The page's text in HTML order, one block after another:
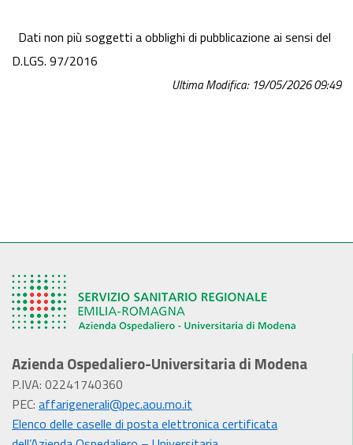
Dati non più soggetti a obblighi di pubblicazione ai sensi del
D.LGS. 97/2016
Ultima Modifica: 19/05/2026 09:49
Azienda Ospedaliero-Universitaria di Modena
P.IVA: 02241740360
PEC: affarigenerali@pec.aou.mo.it
Elenco delle caselle di posta elettronica certificata